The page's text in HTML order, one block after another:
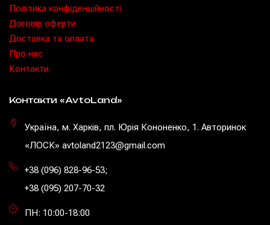
Політика конфіденційності
Договір оферти
Доставка та оплата
Про нас
Контакти
Контакти «AvtoLand»
Україна, м. Харків, пл. Юрія Кононенко, 1. Авторинок
«ЛОСК» avtoland2123@gmail.com
+38 (096) 828-96-53;
+38 (095) 207-70-32
ПН: 10:00-18:00